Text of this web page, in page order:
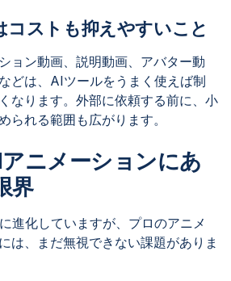
コストも抑えやすいこと
ョン動画、説明動画、アバター動
どは、AIツールをうまく使えば制
なります。外部に依頼する前に、小
られる範囲も広がります。
ニメーションにあ
界
進化していますが、プロのアニメ
は、まだ無視できない課題がありま